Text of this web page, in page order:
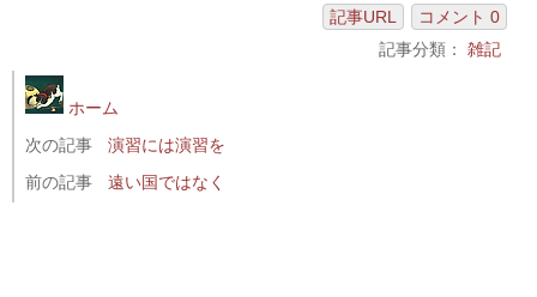
記事URL
コメント 0
記事分類： 雑記
ホーム
次の記事
演習には演習を
前の記事
遠い国ではなく